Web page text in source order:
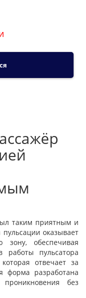
таким приятным и
оказывает
зону, обеспечивая
работы пульсатора
отвечает за
форма разработана
без